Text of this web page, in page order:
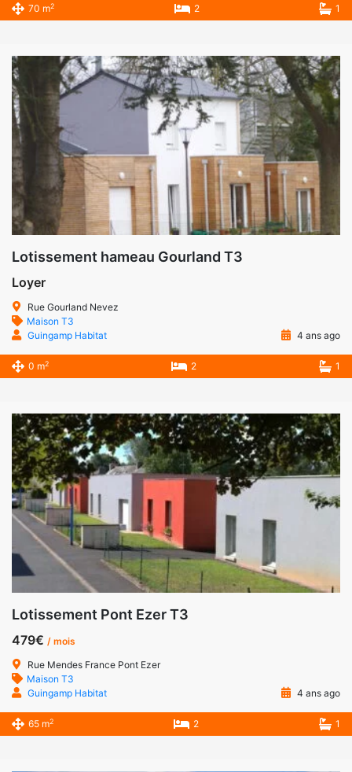
70 m2 2 1
Lotissement hameau Gourland T3
Loyer
Rue Gourland Nevez
Maison T3
Guingamp Habitat
4 ans ago
0 m2 2 1
Lotissement Pont Ezer T3
479€ / mois
Rue Mendes France Pont Ezer
Maison T3
Guingamp Habitat
4 ans ago
65 m2 2 1